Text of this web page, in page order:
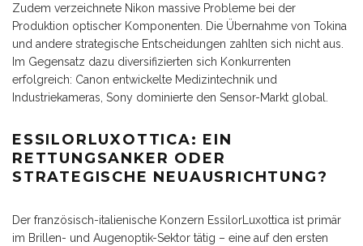
Zudem verzeichnete Nikon massive Probleme bei der
Produktion optischer Komponenten. Die Übernahme von Tokina
und andere strategische Entscheidungen zahlten sich nicht aus.
Im Gegensatz dazu diversifizierten sich Konkurrenten
erfolgreich: Canon entwickelte Medizintechnik und
Industriekameras, Sony dominierte den Sensor-Markt global.
ESSILORLUXOTTICA: EIN
RETTUNGSANKER ODER
STRATEGISCHE NEUAUSRICHTUNG?
Der französisch-italienische Konzern EssilorLuxottica ist primär
im Brillen- und Augenoptik-Sektor tätig – eine auf den ersten